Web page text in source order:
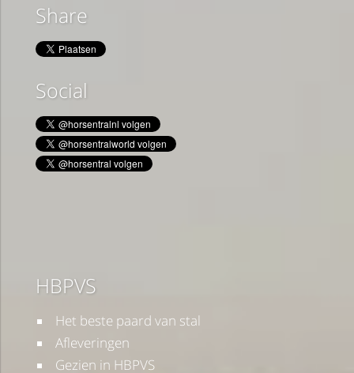
Share
Social
HBPVS
Het beste paard van stal
Afleveringen
Gezien in HBPVS